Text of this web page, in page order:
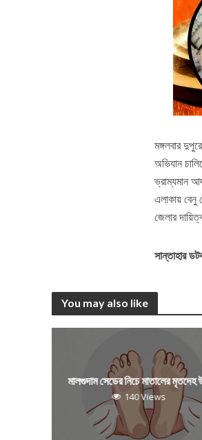
মঙ্গলবার
অভিযান
ভ্রাম্যমান
এলাকায় বেনু
জেলার
সান্তাহার
You may also like
মালগুদাম সেডের নিচে মাতালের মৃতদেহ
140 Views